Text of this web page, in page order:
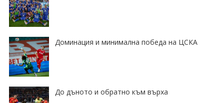
Доминация и минимална победа на ЦСКА
До дъното и обратно към върха